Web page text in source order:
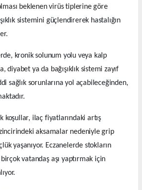
beklenen virüs tiplerine göre
sistemini güçlendirerek hastalığın
kronik solunum yolu veya kalp
diyabet ya da bağışıklık sistemi zayıf
sağlık sorunlarına yol açabileceğinden,
koşullar, ilaç fiyatlarındaki artış
aksamalar nedeniyle grip
yaşanıyor. Eczanelerde stokların
vatandaş aşı yaptırmak için